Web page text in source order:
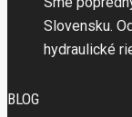
Slovensku.
hydraulické
BLOG